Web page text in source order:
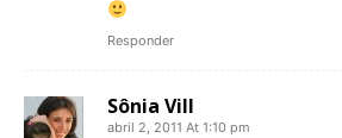
Responder
Sônia Vill
abril 2, 2011 At 1:10 pm